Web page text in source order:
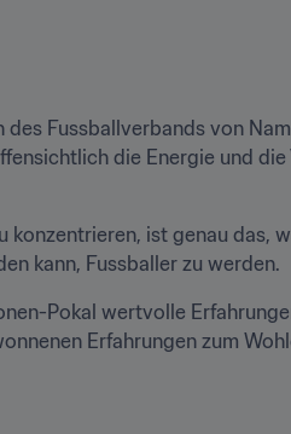
Fussballverbands von
die Energie und
ist genau das,
kann, Fussballer zu werden.
Pokal wertvolle
Erfahrungen zum